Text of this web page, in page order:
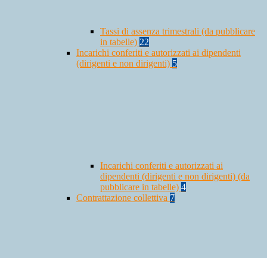
Tassi di assenza trimestrali (da pubblicare
in tabelle) 22
Incarichi conferiti e autorizzati ai dipendenti
(dirigenti e non dirigenti) 5
Incarichi conferiti e autorizzati ai
dipendenti (dirigenti e non dirigenti) (da
pubblicare in tabelle) 4
Contrattazione collettiva 7